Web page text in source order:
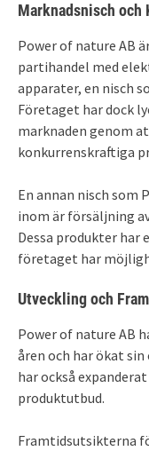
Marknadsnisch och
Power of nature AB
partihandel med
apparater, en nisch
Företaget har dock
marknaden genom
konkurrenskraftiga
En annan nisch som
inom är försäljning
Dessa produkter har
företaget har
Utveckling och
Power of nature AB
åren och har ökat
har också
produktutbud.
Framtidsutsikterna